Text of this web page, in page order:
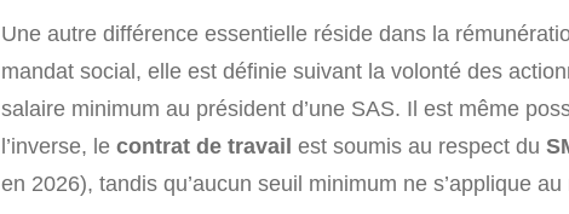
Une autre différence essentielle réside dans la
mandat social, elle est définie suivant la volonté des
salaire minimum au président d’une SAS. Il est même
l’inverse, le contrat de travail est soumis au respect du
en 2026), tandis qu’aucun seuil minimum ne s’applique au